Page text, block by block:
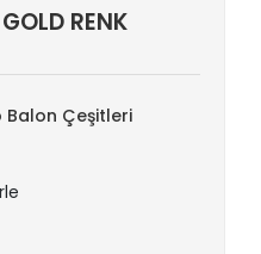
RENK
Balon Çeşitleri